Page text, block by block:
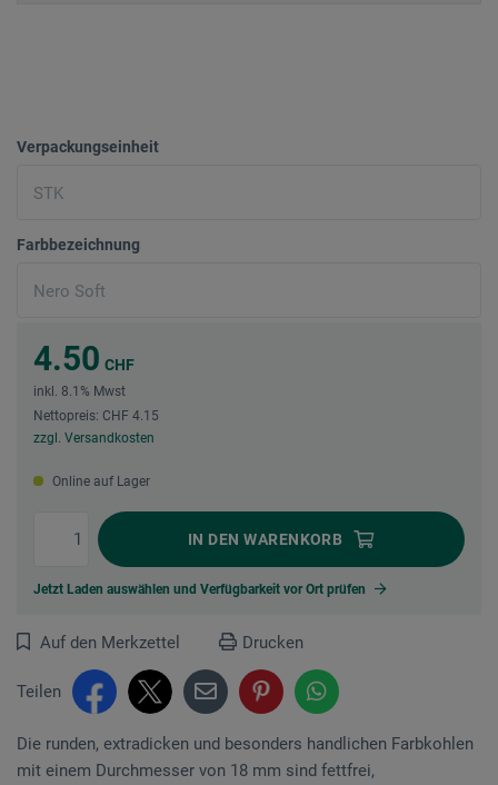
Verpackungseinheit
Farbbezeichnung
4.50 CHF
inkl. 8.1% Mwst
Nettopreis: CHF 4.15
zzgl. Versandkosten
Online auf Lager
IN DEN WARENKORB
Jetzt Laden auswählen und Verfügbarkeit vor Ort prüfen
Auf den Merkzettel Drucken
Teilen
Die runden, extradicken und besonders handlichen Farbkohlen
mit einem Durchmesser von 18 mm sind fettfrei,